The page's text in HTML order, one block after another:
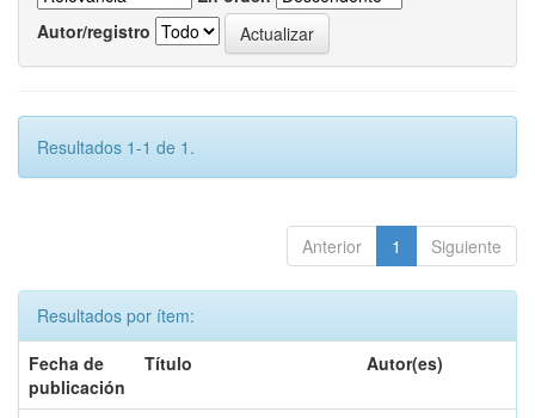
Autor/registro
Resultados 1-1 de 1.
Anterior 1 Siguiente
Resultados por ítem:
Fecha de
publicación
Título Autor(es)